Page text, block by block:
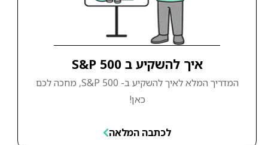
איך להשקיע ב S&P 500
המדריך המלא לאיך להשקיע ב- S&P 500, מחכה לכם
כאן!
לכתבה המלאה